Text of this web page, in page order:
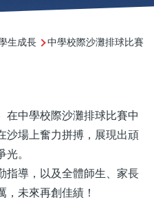
生成長 中學校際沙灘排球比賽
在中學校際沙灘排球比賽中
沙場上奮力拼搏，展現出頑
光。
指導，以及全體師生、家長
，未來再創佳績！